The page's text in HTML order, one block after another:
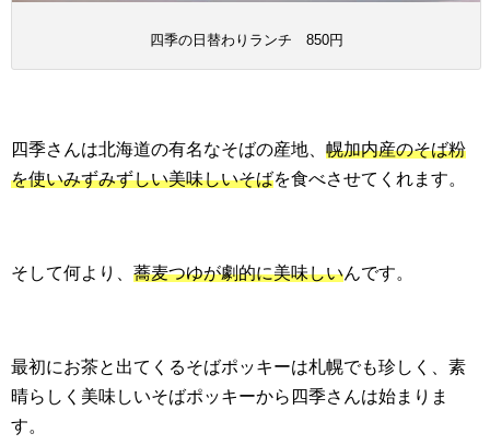
四季の日替わりランチ 850円
四季さんは北海道の有名なそばの産地、 幌加内産のそば粉
を使いみずみずしい美味しいそばを食べさせてくれます。
そして何より、 蕎麦つゆが劇的に美味しいんです。
最初にお茶と出てくるそばポッキーは札幌でも珍しく、素
晴らしく美味しいそばポッキーから四季さんは始まりま
す。